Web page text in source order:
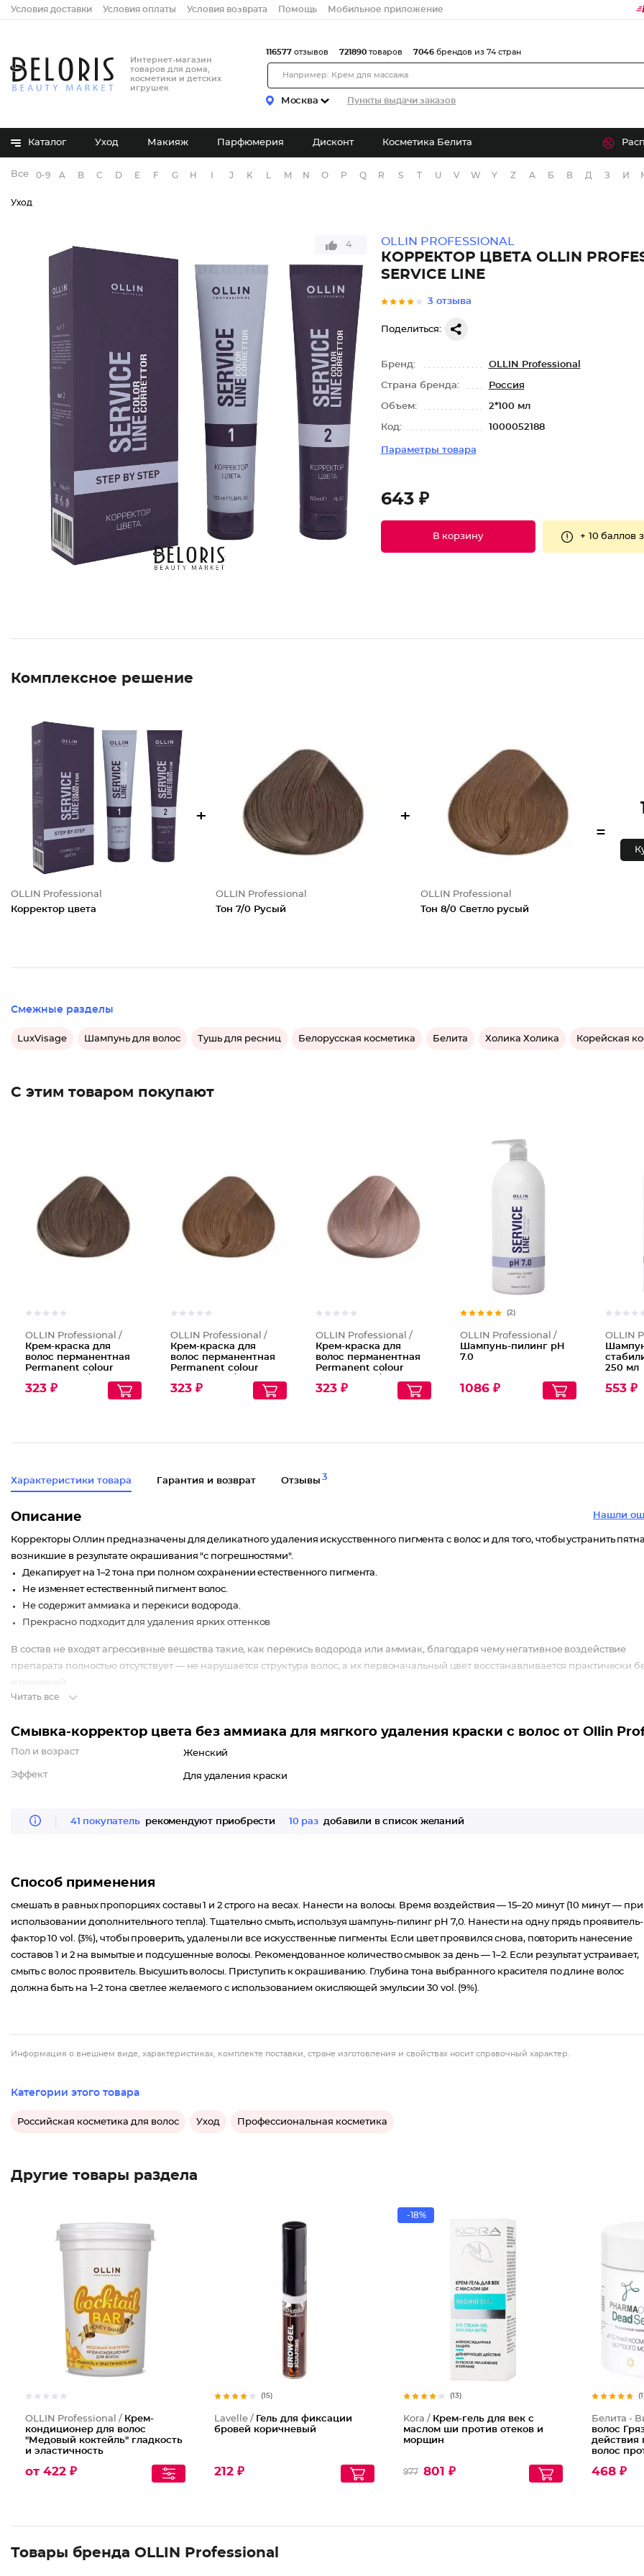
Условия доставки Условия оплаты Условия возврата Помощь Мобильное приложение
Интернет-магазин
товаров для дома,
косметики и детских
игрушек
Москва Пункты выдачи заказов
116577 отзывов 721890 товаров 7046 брендов из 74 стран
Каталог Уход Макияж Парфюмерия Дисконт Косметика Белита
Все бренды
0-9 A B C D E F G H J K M N O P Q R S T U V W Y Z А Б В Д З И
Уход
4 OLLIN PROFESSIONAL
КОРРЕКТОР ЦВЕТА OLLIN
SERVICE LINE
3 отзыва
Поделиться:
Бренд: OLLIN Professional
Страна бренда: Россия
Объем: 2*100 мл
Код: 1000052188
Параметры товара
643 ₽
В корзину + 10 баллов
Комплексное решение
OLLIN Professional
Корректор цвета
+
OLLIN Professional
Тон 7/0 Русый
+
OLLIN Professional
Тон 8/0 Светло русый
=
Смежные разделы
LuxVisage Шампунь для волос Тушь для ресниц Белорусская косметика Белита Холика Холика Корейская
С этим товаром покупают
Крем-кр
OLLIN Professional /
Крем-краска для
волос перманентная
Permanent colour
323 ₽
Крем-кр
OLLIN Professional /
Крем-краска для
волос перманентная
Permanent colour
русый
323 ₽
Крем-кр
OLLIN Professional /
Крем-краска для
волос перманентная
Permanent colour
Блондин розовый
323 ₽
(2)
OLLIN Professional /
Шампунь-пилинг рH
7.0
1086 ₽
OLLIN
250 мл
553 ₽
Характеристики товара Гарантия и возврат Отзывы 3
Нашли
Описание
Корректоры Оллин предназначены для деликатного удаления искусственного пигмента с волос и для того, чтобы устранить
возникшие в результате окрашивания "с погрешностями".
Декапирует на 1–2 тона при полном сохранении естественного пигмента.
Не изменяет естественный пигмент волос.
Не содержит аммиака и перекиси водорода.
Прекрасно подходит для удаления ярких оттенков
В состав не входят агрессивные вещества такие, как перекись водорода или аммиак, благодаря чему негативное воздействие
препарата полностью отсутствует — не нарушается структура волос, а их первоначальный цвет восстанавливается практически
изменений.
Читать все
Смывка-корректор цвета без аммиака для мягкого удаления краски с волос от Ollin
Пол и возраст Женский
Эффект Для удаления краски
41 покупатель рекомендуют приобрести 10 раз добавили в список желаний
Способ применения
смешать в равных пропорциях составы 1 и 2 строго на весах. Нанести на волосы. Время воздействия — 15–20 минут (10 минут — при
использовании дополнительного тепла). Тщательно смыть, используя шампунь-пилинг pH 7,0. Нанести на одну прядь проявитель-
фактор 10 vol. (3%), чтобы проверить, удалены ли все искусственные пигменты. Если цвет проявился снова, повторить нанесение
составов 1 и 2 на вымытые и подсушенные волосы. Рекомендованное количество смывок за день — 1–2. Если результат устраивает,
смыть с волос проявитель. Высушить волосы. Приступить к окрашиванию. Глубина тона выбранного красителя по длине волос
должна быть на 1–2 тона светлее желаемого с использованием окисляющей эмульсии 30 vol. (9%).
Информация о внешнем виде, характеристиках, комплекте поставки, стране изготовления и свойствах носит справочный характер.
Категории этого товара
Российская косметика для волос Уход Профессиональная косметика
Другие товары раздела
OLLIN Professional / Крем-
кондиционер для волос
"Медовый коктейль" гладкость
и эластичность
от 422 ₽
(15)
Lavelle / Гель для фиксации
бровей коричневый
212 ₽
-18%
(13)
Kora / Крем-гель для век с
маслом ши против отеков и
морщин
977 801 ₽
Белита -
волос
действия
волос
468 ₽
Товары бренда OLLIN Professional